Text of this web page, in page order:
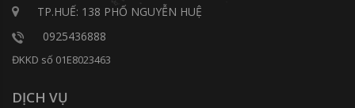
TP.HUẾ: 138 PHỐ NGUYỄN HUỆ
0925436888
ĐKKD số 01E8023463
DỊCH VỤ